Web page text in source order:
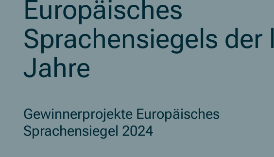
Europäisches
Sprachensiegels der
Jahre
Gewinnerprojekte Europäisches
Sprachensiegel 2024